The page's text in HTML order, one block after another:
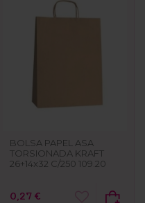
BOLSA PAPEL ASA
TORSIONADA KRAFT
26+14x32 C/250 109.20
0,27 €